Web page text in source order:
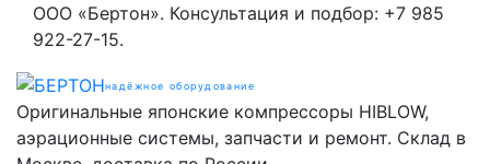
ООО «Бертон». Консультация и подбор: +7 985
922-27-15.
надёжное оборудование
Оригинальные японские компрессоры HIBLOW,
аэрационные системы, запчасти и ремонт. Склад в